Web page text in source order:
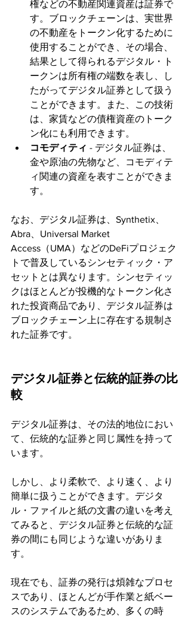
権などの不動産関連資産は証券で
す。ブロックチェーンは、実世界
の不動産をトークン化するために
使用することができ、その場合、
結果として得られるデジタル・ト
ークンは所有権の端数を表し、し
たがってデジタル証券として扱う
ことができます。また、この技術
は、家賃などの債権資産のトーク
ン化にも利用できます。
コモディティ - デジタル証券は、
金や原油の先物など、コモディテ
ィ関連の資産を表すことができま
す。
なお、デジタル証券は、Synthetix、
Abra、Universal Market
Access（UMA）などのDeFiプロジェク
トで普及しているシンセティック・ア
セットとは異なります。シンセティッ
クはほとんどが投機的なトークン化さ
れた投資商品であり、デジタル証券は
ブロックチェーン上に存在する規制さ
れた証券です。
デジタル証券と伝統的証券の比
較
デジタル証券は、その法的地位におい
て、伝統的な証券と同じ属性を持って
います。
しかし、より柔軟で、より速く、より
簡単に扱うことができます。デジタ
ル・ファイルと紙の文書の違いを考え
てみると、デジタル証券と伝統的な証
券の間にも同じような違いがありま
す。
現在でも、証券の発行は煩雑なプロセ
スであり、ほとんどが手作業と紙ベー
スのシステムであるため、多くの時